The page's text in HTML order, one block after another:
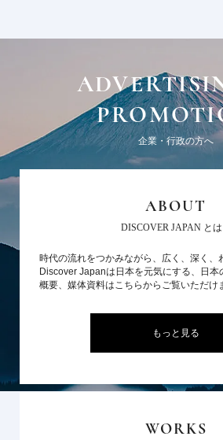
企業・行政の方へ
ABOUT
DISCOVER JAPAN とは
時代の流れをつかみながら、広く、深く、
Discover Japanは日本を元気にする、日本
概要、媒体資料はこちらからご覧いただけ
もっと見る
WORKS